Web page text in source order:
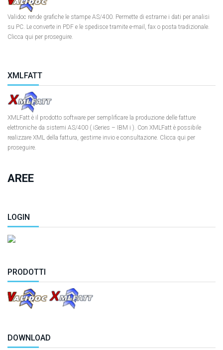
Validoc rende grafiche le stampe AS/400. Permette di estrarne i dati per analisi
su PC. Le converte in PDF e le spedisce tramite e-mail, fax o posta tradizionale.
Clicca qui per proseguire.
XMLFATT
XMLFatt è il prodotto software per semplificare la produzione delle fatture
elettroniche da sistemi AS/400 ( iSeries – IBM i ). Con XMLFatt è possibile
realizzare XML della fattura, gestirne invio e consultazione. Clicca qui per
proseguire.
AREE
LOGIN
PRODOTTI
DOWNLOAD